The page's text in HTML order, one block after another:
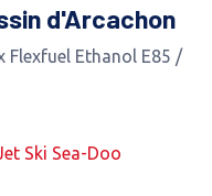
d'Arcachon
Ethanol E85 /
Ski Sea-Doo